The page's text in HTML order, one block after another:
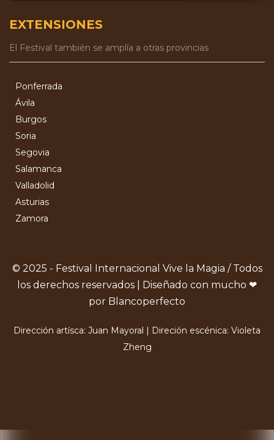
EXTENSIONES
El Festival también se amplía a otras provincias
Ponferrada
Ávila
Burgos
Soria
Segovia
Salamanca
Valladolid
Asturias
Zamora
© 2025 - Festival Internacional Vive la Magia / Todos
los derechos reservados | Diseñado con mucho ❤
por Blancoperfecto
Dirección artísca: Juan Mayoral | Direción escénica: Violeta
Zheng